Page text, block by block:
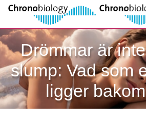
Drömmar är
slump: Vad som
ligger